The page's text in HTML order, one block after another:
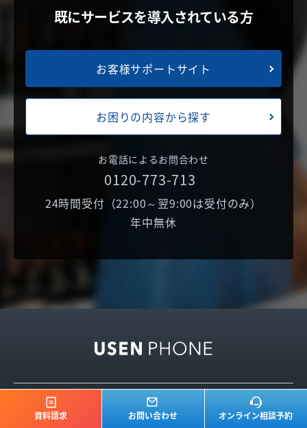
既にサービスを導入されている方
お客様サポートサイト
お困りの内容から探す
お電話によるお問合わせ
0120-773-713
24時間受付（22:00～翌9:00は受付のみ）
年中無休
TOP
資料請求 お問い合わせ オンライン相談予約